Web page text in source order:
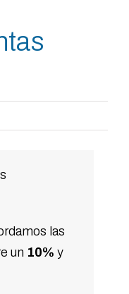
las
un 10% y